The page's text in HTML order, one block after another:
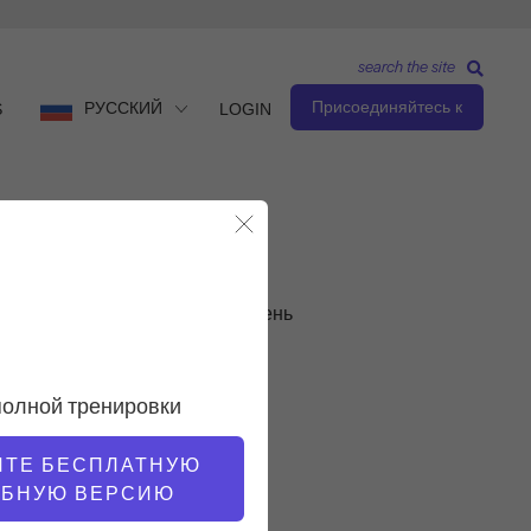
РУССКИЙ LOGIN Присоединяйтесь к
search the site
тренировки
БЕСПЛАТНУЮ
ВЕРСИЮ
Продвинутый уровень
УЧИТЕЛЬ
Доротея Вандевалле
ТЕМП ТРЕНИРОВКИ